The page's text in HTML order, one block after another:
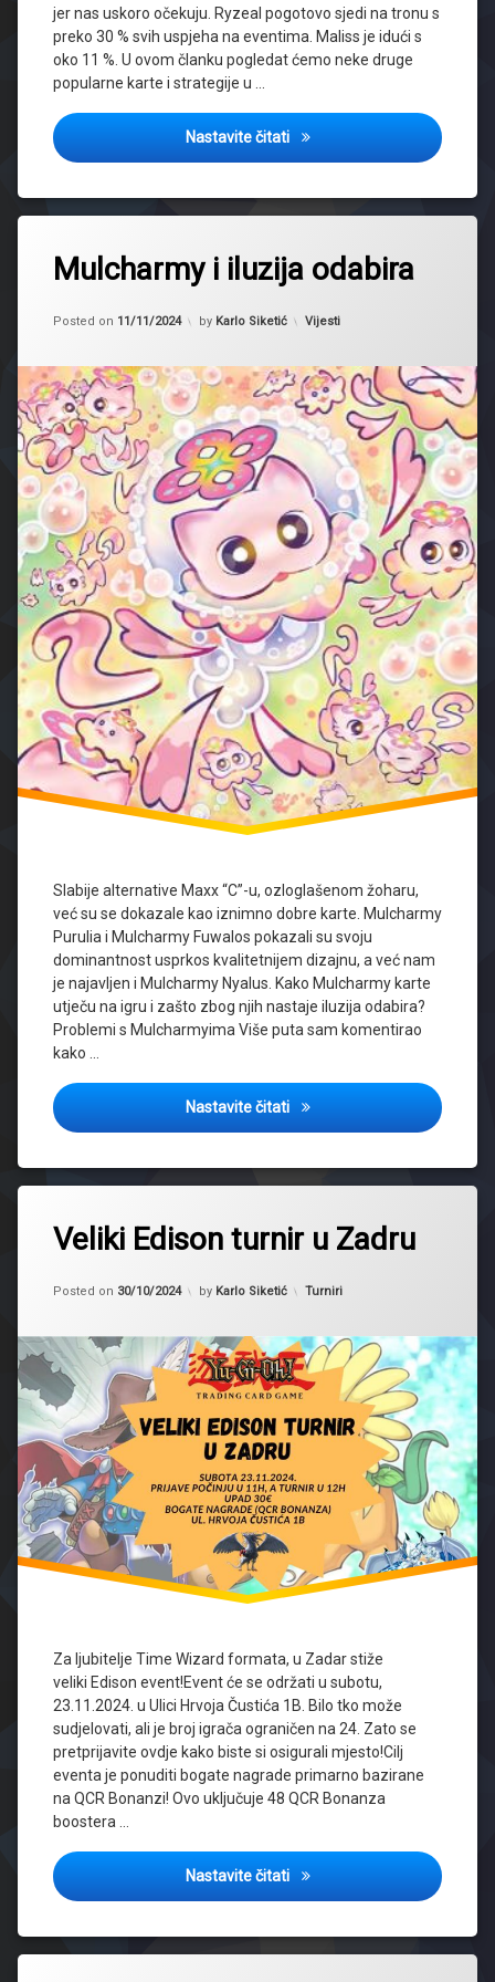
jer nas uskoro očekuju. Ryzeal pogotovo sjedi na tronu s
preko 30 % svih uspjeha na eventima. Maliss je idući s
oko 11 %. U ovom članku pogledat ćemo neke druge
popularne karte i strategije u …
Nastavite čitati OCG trendovi u studenom
Mulcharmy i iluzija odabira
Posted on 11/11/2024
Updated on 11/11/2024
by Karlo Siketić Kategorije:
Vijesti
Slabije alternative Maxx “C”-u, ozloglašenom žoharu,
već su se dokazale kao iznimno dobre karte. Mulcharmy
Purulia i Mulcharmy Fuwalos pokazali su svoju
dominantnost usprkos kvalitetnijem dizajnu, a već nam
je najavljen i Mulcharmy Nyalus. Kako Mulcharmy karte
utječu na igru i zašto zbog njih nastaje iluzija odabira?
Problemi s Mulcharmyima Više puta sam komentirao
kako …
Nastavite čitati Mulcharmy i iluzija odabira
Fuwalos
Purulia
Yugioh
Veliki Edison turnir u Zadru
Posted on 30/10/2024
Updated on 30/10/2024
by Karlo Siketić Kategorije:
Turniri
Za ljubitelje Time Wizard formata, u Zadar stiže
veliki Edison event!Event će se održati u subotu,
23.11.2024. u Ulici Hrvoja Čustića 1B. Bilo tko može
sudjelovati, ali je broj igrača ograničen na 24. Zato se
pretprijavite ovdje kako biste si osigurali mjesto!Cilj
eventa je ponuditi bogate nagrade primarno bazirane
na QCR Bonanzi! Ovo uključuje 48 QCR Bonanza
boostera …
Nastavite čitati Veliki Edison turnir u Zadru
2024
najava
turnir
time
wizard
zadar